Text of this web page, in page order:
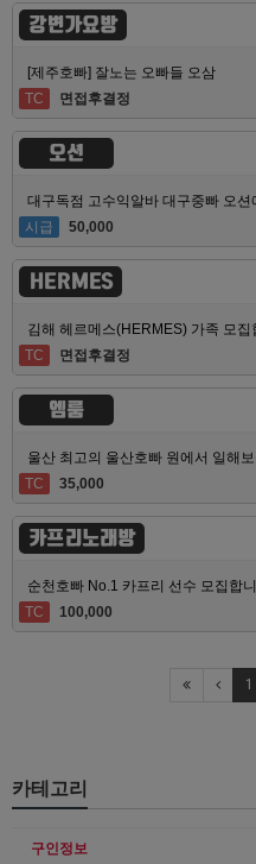
강변가요방
[제주호빠] 잘노는 오빠들 오삼
TC
면접후결정
오션
대구독점 고수익알바 대구중빠 오션
시급
50,000
HERMES
김해 헤르메스(HERMES) 가족 모집
TC
면접후결정
엠룸
울산 최고의 울산호빠 원에서 일해
TC
35,000
카프리노래방
순천호빠 No.1 카프리 선수 모집합
TC
100,000
1
카테고리
구인정보